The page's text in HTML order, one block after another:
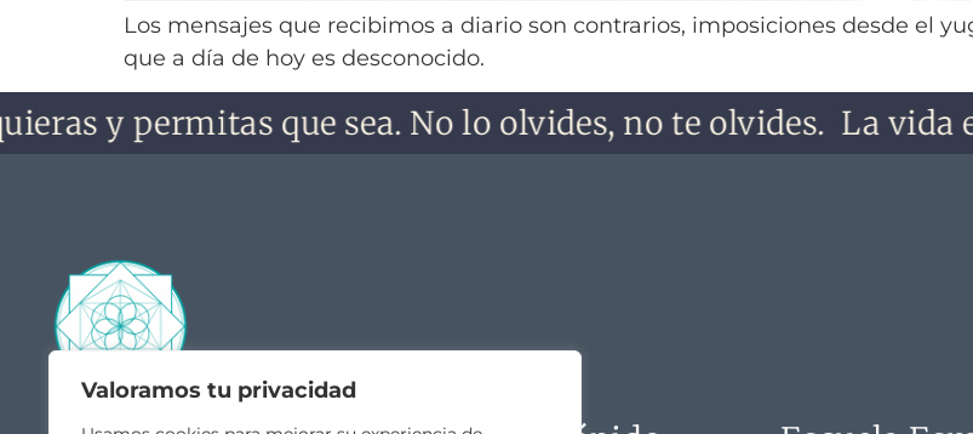
Valoramos tu privacidad
Los mensajes que recibimos a diario son contrarios, imposiciones desde el
que a día de hoy es desconocido.
que sea. No lo olvides, no te olvides.La vida es todo
Contacto